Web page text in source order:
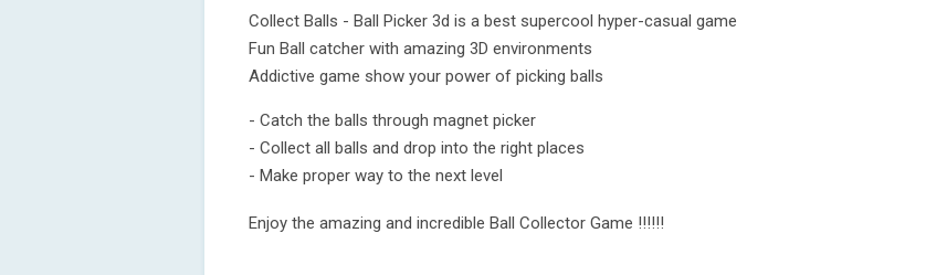
Collect Balls - Ball Picker 3d is a best supercool hyper-casual game
Fun Ball catcher with amazing 3D environments
Addictive game show your power of picking balls
- Catch the balls through magnet picker
- Collect all balls and drop into the right places
- Make proper way to the next level
Enjoy the amazing and incredible Ball Collector Game !!!!!!